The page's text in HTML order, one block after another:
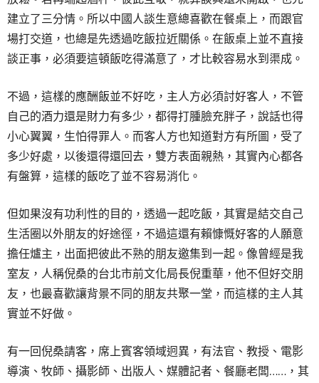
建立了三分情。所以中國人談生意總喜歡在餐桌上，而跟官
場打交道，也總是先透過吃飯拉近關係。在飯桌上並不直接
談正事，必須要這頓飯吃得滿意了，才比較容易水到渠成。
不過，這樣的應酬飯並不好吃，主人方必須討好客人，不管
自己的酒力還是財力有多少，都得打腫臉充胖子，說話也得
小心翼翼，生怕得罪人。而客人方也知道對方有所圖，受了
多少好處，以後還得還回去，雙方表面親熱，其實內心都各
有盤算，這樣的飯吃了並不容易消化。
但如果沒有功利性的目的，透過一起吃飯，其實是結交自己
生活圈以外朋友的好途徑，不過這還有賴慷慨好客的人願意
擔任爐主，出面把彼此不熟的朋友邀集到一起。像曾經是我
室友，人稱倪桑的台北市前文化局長倪重華，他不但好交朋
友，也最喜歡讓背景不同的朋友共聚一堂，而這樣的主人其
實並不好做。
有一回倪桑請客，席上賓客領域迥異，有法官、教授、電影
導演、牧師、攝影師、出版人、媒體記者、餐廳老闆……，其